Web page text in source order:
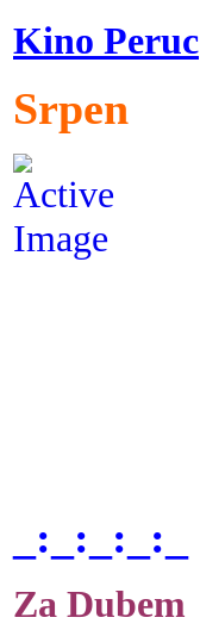
Kino Peruc
Srpen
_:_:_:_:_
Za Dubem